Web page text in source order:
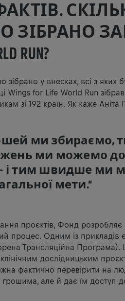
ЗІБРАНО
RUN?
зібрано у внесках, всі з яких
Wings for Life World Run
зі 192 країн. Як каже Аніта
ми збираємо,
ми можемо
- і тим швидше ми
мети.”
проєктів, Фонд
процес. Одним із прикладів
Трансляційна Програма).
дослідницьким
фактично перевірити на
грошима, але й дає їм доступ